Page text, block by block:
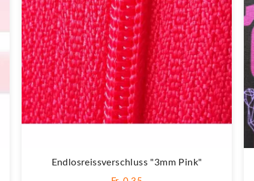
Endlosreissverschluss "3mm Pink"